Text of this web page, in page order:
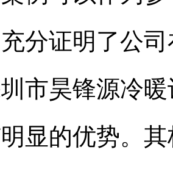
分证明了公
市昊锋源冷
显的优势。